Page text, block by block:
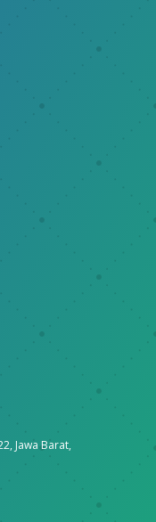
Jawa Barat,